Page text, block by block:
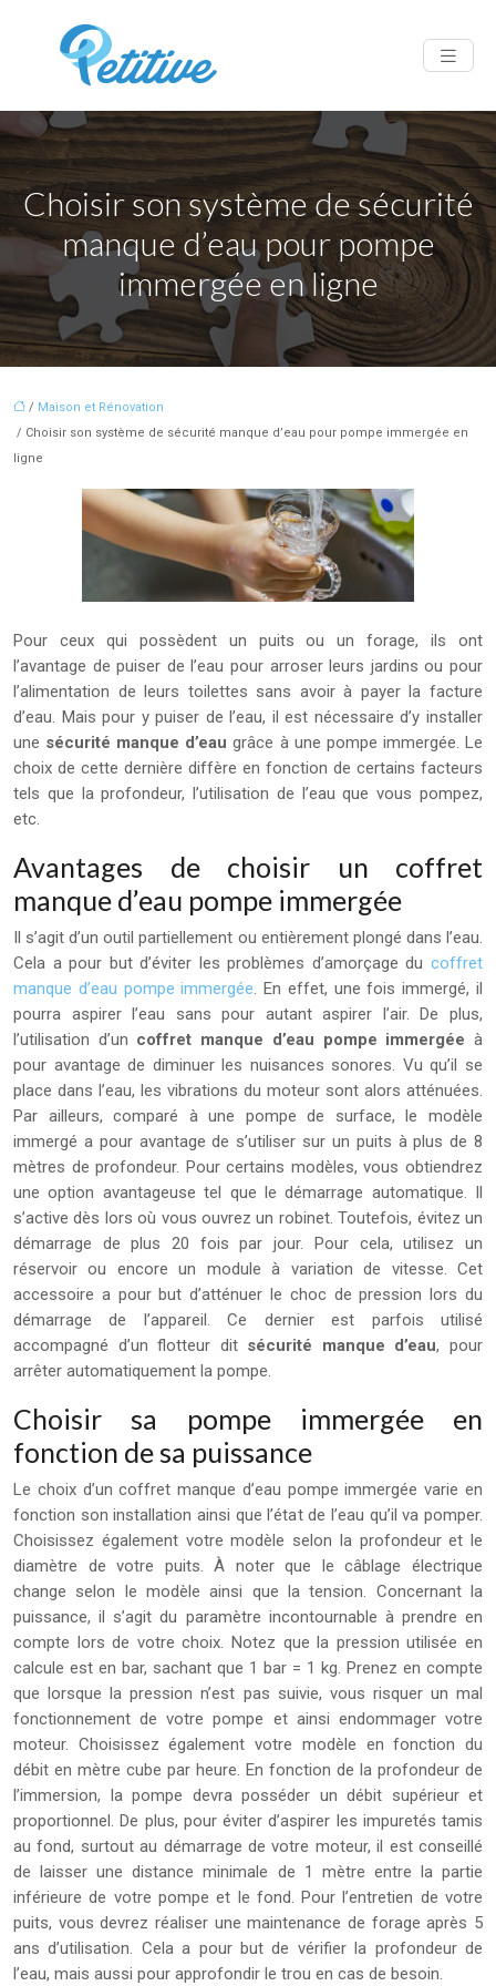
Choisir son système de sécurité
manque d’eau pour pompe
immergée en ligne
/ Maison et Rénovation
/ Choisir son système de sécurité manque d’eau pour pompe immergée en
ligne
Pour ceux qui possèdent un puits ou un forage, ils ont
l’avantage de puiser de l’eau pour arroser leurs jardins ou pour
l’alimentation de leurs toilettes sans avoir à payer la facture
d’eau. Mais pour y puiser de l’eau, il est nécessaire d’y installer
une sécurité manque d’eau grâce à une pompe immergée. Le
choix de cette dernière diffère en fonction de certains facteurs
tels que la profondeur, l’utilisation de l’eau que vous pompez,
etc.
Avantages de choisir un coffret
manque d’eau pompe immergée
Il s’agit d’un outil partiellement ou entièrement plongé dans l’eau.
Cela a pour but d’éviter les problèmes d’amorçage du coffret
manque d’eau pompe immergée. En effet, une fois immergé, il
pourra aspirer l’eau sans pour autant aspirer l’air. De plus,
l’utilisation d’un coffret manque d’eau pompe immergée à
pour avantage de diminuer les nuisances sonores. Vu qu’il se
place dans l’eau, les vibrations du moteur sont alors atténuées.
Par ailleurs, comparé à une pompe de surface, le modèle
immergé a pour avantage de s’utiliser sur un puits à plus de 8
mètres de profondeur. Pour certains modèles, vous obtiendrez
une option avantageuse tel que le démarrage automatique. Il
s’active dès lors où vous ouvrez un robinet. Toutefois, évitez un
démarrage de plus 20 fois par jour. Pour cela, utilisez un
réservoir ou encore un module à variation de vitesse. Cet
accessoire a pour but d’atténuer le choc de pression lors du
démarrage de l’appareil. Ce dernier est parfois utilisé
accompagné d’un flotteur dit sécurité manque d’eau, pour
arrêter automatiquement la pompe.
Choisir sa pompe immergée en
fonction de sa puissance
Le choix d’un coffret manque d’eau pompe immergée varie en
fonction son installation ainsi que l’état de l’eau qu’il va pomper.
Choisissez également votre modèle selon la profondeur et le
diamètre de votre puits. À noter que le câblage électrique
change selon le modèle ainsi que la tension. Concernant la
puissance, il s’agit du paramètre incontournable à prendre en
compte lors de votre choix. Notez que la pression utilisée en
calcule est en bar, sachant que 1 bar = 1 kg. Prenez en compte
que lorsque la pression n’est pas suivie, vous risquer un mal
fonctionnement de votre pompe et ainsi endommager votre
moteur. Choisissez également votre modèle en fonction du
débit en mètre cube par heure. En fonction de la profondeur de
l’immersion, la pompe devra posséder un débit supérieur et
proportionnel. De plus, pour éviter d’aspirer les impuretés tamis
au fond, surtout au démarrage de votre moteur, il est conseillé
de laisser une distance minimale de 1 mètre entre la partie
inférieure de votre pompe et le fond. Pour l’entretien de votre
puits, vous devrez réaliser une maintenance de forage après 5
ans d’utilisation. Cela a pour but de vérifier la profondeur de
l’eau, mais aussi pour approfondir le trou en cas de besoin.